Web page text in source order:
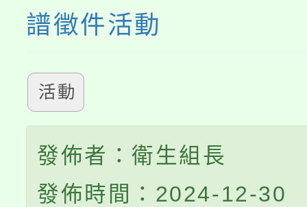
譜徵件活動
活動
發佈者：衛生組長
發佈時間：2024-12-30